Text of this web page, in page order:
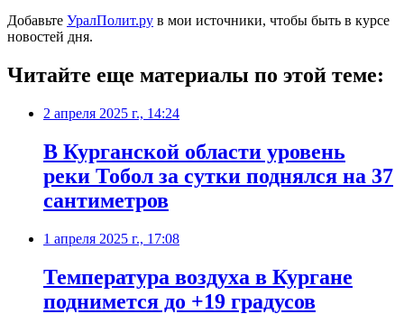
Добавьте УралПолит.ру в мои источники, чтобы быть в курсе
новостей дня.
Читайте еще материалы по этой теме:
2 апреля 2025 г., 14:24
В Курганской области уровень
реки Тобол за сутки поднялся на 37
сантиметров
1 апреля 2025 г., 17:08
Температура воздуха в Кургане
поднимется до +19 градусов